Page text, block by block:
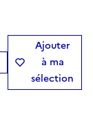
Ajouter
à ma
sélection